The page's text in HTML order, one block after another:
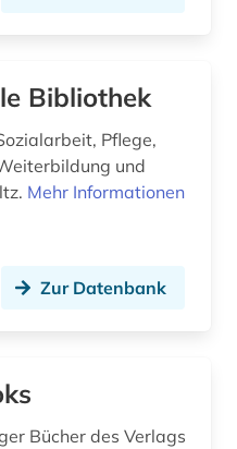
Bibliothek
Pflege,
und
Mehr Informationen
Zur Datenbank
Bücher des Verlags